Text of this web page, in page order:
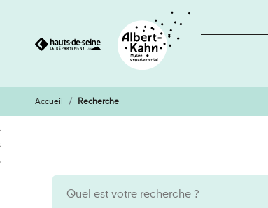
Aller
au
contenu
Aller
à
la
Accueil Recherche